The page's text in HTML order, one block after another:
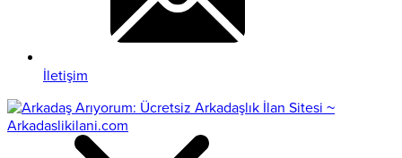
İletişim